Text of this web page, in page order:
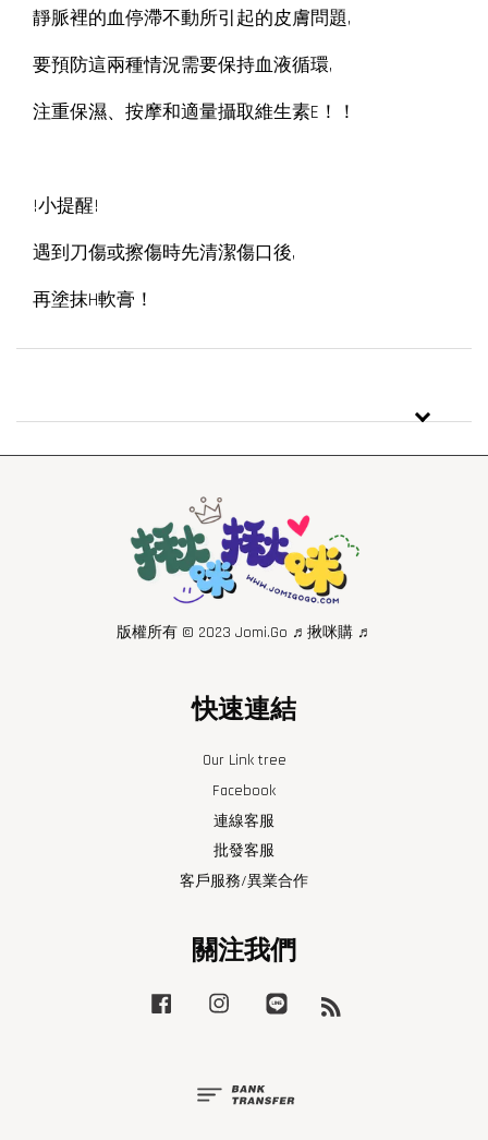
靜脈裡的血停滯不動所引起的皮膚問題,
要預防這兩種情況需要保持血液循環,
注重保濕、按摩和適量攝取維生素E！！
!小提醒!
遇到刀傷或擦傷時先清潔傷口後,
再塗抹H軟膏！
版權所有 © 2023 Jomi.Go ♬揪咪購 ♬
快速連結
Our Link tree
Facebook
連線客服
批發客服
客戶服務/異業合作
關注我們
Facebook Instagram